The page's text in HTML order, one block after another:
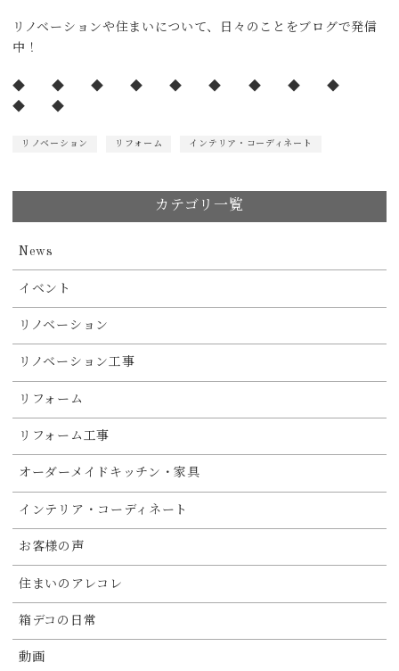
リノベーションや住まいについて、日々のことをブログで発信
中！
◆ ◆ ◆ ◆ ◆ ◆ ◆ ◆ ◆
◆ ◆
リノベーション リフォーム インテリア・コーディネート
カテゴリ一覧
News
イベント
リノベーション
リノベーション工事
リフォーム
リフォーム工事
オーダーメイドキッチン・家具
インテリア・コーディネート
お客様の声
住まいのアレコレ
箱デコの日常
動画